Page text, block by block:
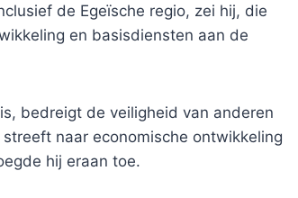
de Egeïsche regio, zei hij, die
en basisdiensten aan de
bedreigt de veiligheid van anderen
naar economische ontwikkeling
hij eraan toe.